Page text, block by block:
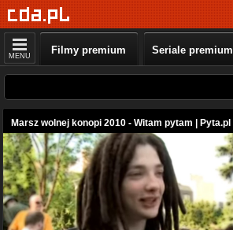
MENU Filmy premium Seriale premium
Marsz wolnej konopi 2010 - Witam pytam | Pyta.pl